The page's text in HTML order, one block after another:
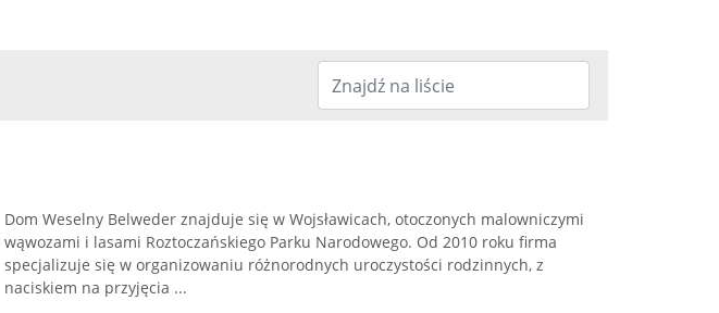
Dom Weselny Belweder znajduje się w Wojsławicach, otoczonych malowniczymi
wąwozami i lasami Roztoczańskiego Parku Narodowego. Od 2010 roku firma
specjalizuje się w organizowaniu różnorodnych uroczystości rodzinnych, z
naciskiem na przyjęcia ...